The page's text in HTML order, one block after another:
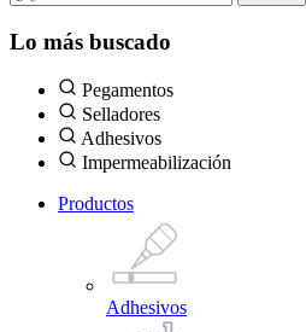
Lo más buscado
Pegamentos
Selladores
Adhesivos
Impermeabilización
Productos
Adhesivos